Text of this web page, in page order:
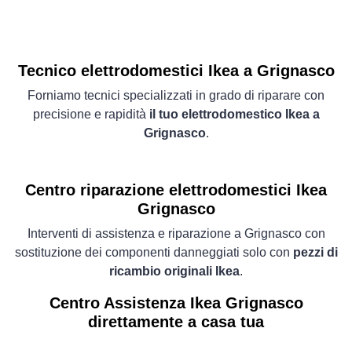
Tecnico elettrodomestici Ikea a Grignasco
Forniamo tecnici specializzati in grado di riparare con
precisione e rapidità il tuo elettrodomestico Ikea a
Grignasco.
Centro riparazione elettrodomestici Ikea
Grignasco
Interventi di assistenza e riparazione a Grignasco con
sostituzione dei componenti danneggiati solo con pezzi di
ricambio originali Ikea.
Centro Assistenza Ikea Grignasco
direttamente a casa tua